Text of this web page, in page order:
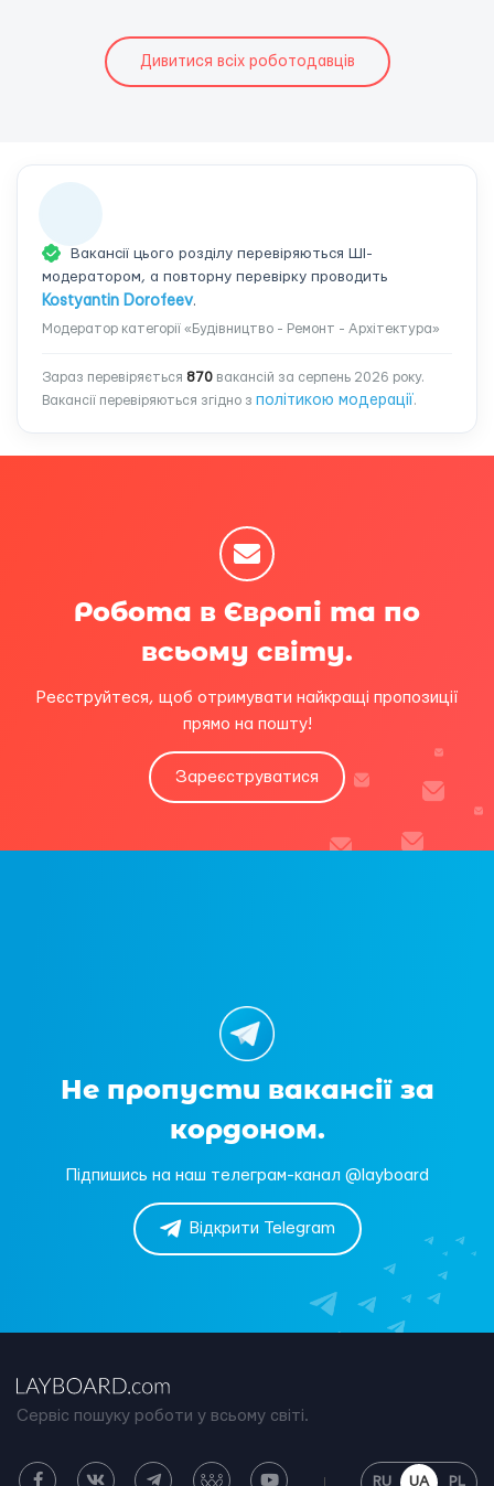
Дивитися всіх роботодавців
Вакансії цього розділу перевіряються ШІ-
модератором, а повторну перевірку проводить
Kostyantin Dorofeev.
Модератор категорії «Будівництво - Ремонт - Архітектура»
Зараз перевіряється 870 вакансій за серпень 2026 року.
Вакансії перевіряються згідно з політикою модерації.
Робота в Європі та по
всьому світу.
Реєструйтеся, щоб отримувати найкращі пропозиції
прямо на пошту!
Зареєструватися
Не пропусти вакансії за
кордоном.
Підпишись на наш телеграм-канал @layboard
Відкрити Telegram
Сервіс пошуку роботи у всьому світі.
RU UA PL